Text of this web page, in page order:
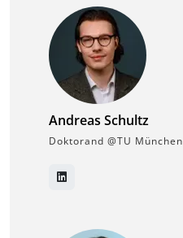
Andreas Schultz
Doktorand @TU München